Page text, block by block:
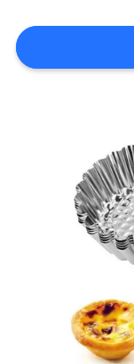
আবেদন
PRIVACY
POLICY